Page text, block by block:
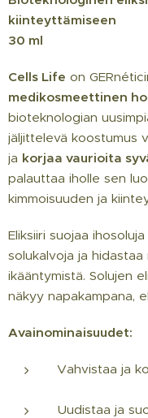
kiinteyttämiseen
30 ml
Cells Life on
medikosmeettinen
bioteknologian
jäljittelevä koostumus
ja korjaa vaurioita
palauttaa iholle sen
kimmoisuuden ja
Eliksiiri suojaa
solukalvoja ja
ikääntymistä. Solujen
näkyy napakampana,
Avainominaisuudet:
Vahvistaa ja
Uudistaa ja